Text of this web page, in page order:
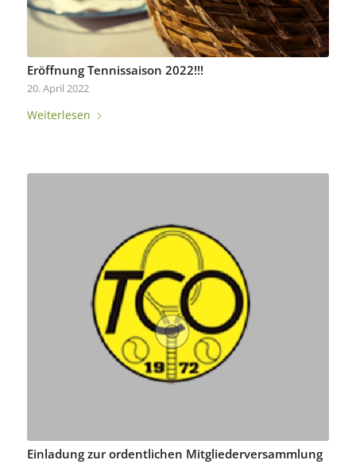
Eröffnung Tennissaison 2022!!!
20. April 2022
Weiterlesen
Einladung zur ordentlichen Mitgliederversammlung